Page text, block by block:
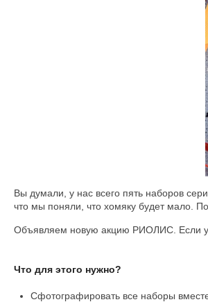
Вы думали, у нас всего пять наборов
что мы поняли, что хомяку будет мало.
Объявляем новую акцию РИОЛИС. Если у
Что для этого нужно?
Сфотографировать все наборы